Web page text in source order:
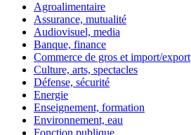
Agroalimentaire
Assurance, mutualité
Audiovisuel, media
Banque, finance
Commerce de gros et import/export
Culture, arts, spectacles
Défense, sécurité
Energie
Enseignement, formation
Environnement, eau